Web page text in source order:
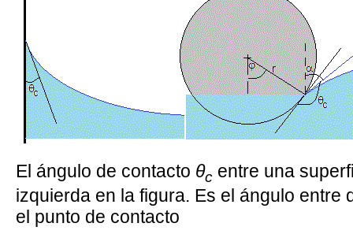
El ángulo de contacto θc entre una
izquierda en la figura. Es el ángulo
el punto de contacto